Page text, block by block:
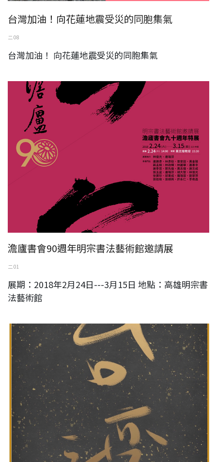
台灣加油！向花蓮地震受災的同胞集氣
二 08
台灣加油！ 向花蓮地震受災的同胞集氣
澹廬書會90週年明宗書法藝術館邀請展
澹廬書會90週年明宗書法藝術館邀請展
二 01
展期：2018年2月24日---3月15日 地點：高雄明宗書
法藝術館
「公告」針對不肖業者與人士